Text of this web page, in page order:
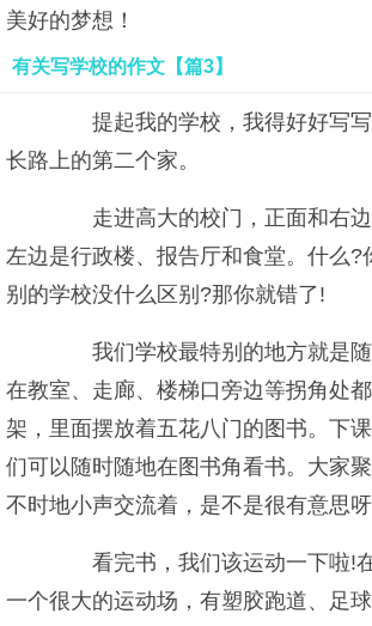
美好的梦想！
有关写学校的作文【篇3】
提起我的学校，我得好好写写
长路上的第二个家。
走进高大的校门，正面和右边
左边是行政楼、报告厅和食堂。什么?
别的学校没什么区别?那你就错了!
我们学校最特别的地方就是随
在教室、走廊、楼梯口旁边等拐角处
架，里面摆放着五花八门的图书。下
们可以随时随地在图书角看书。大家
不时地小声交流着，是不是很有意思
看完书，我们该运动一下啦!
一个很大的运动场，有塑胶跑道、足